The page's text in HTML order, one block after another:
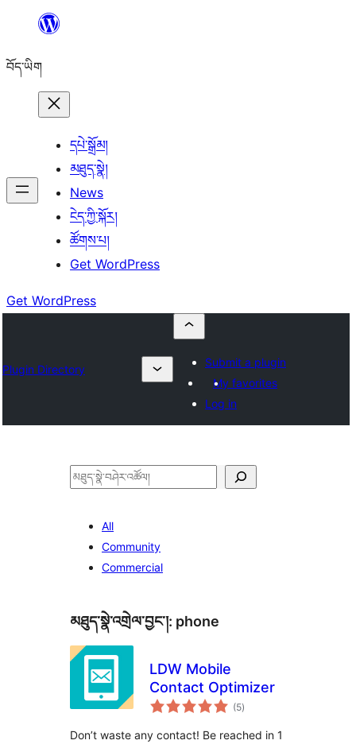
content
བོད་ཡིག
དཔེ་སྒྲོམ།
མཐུད་སྣེ།
News
ངེད་ཀྱི་སྐོར།
ཚོགས་པ།
Get WordPress
Get WordPress
Plugin Directory
Submit a plugin
My favorites
Log in
བཤེར་
All
Community
Commercial
མཐུད་སྣེ་འགྲེལ་བྱང་།: phone
LDW Mobile
Contact Optimizer
(5གདེང་
འཇོག་
ཚང་།
)
Don’t waste any contact! Be reached in 1